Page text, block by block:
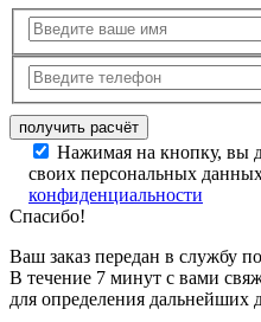
Нажимая на кнопку, вы
своих персональных
конфиденциальности
Спасибо!
Ваш заказ передан в службу
В течение 7 минут с вами
для определения дальнейших